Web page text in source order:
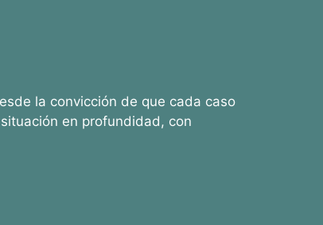
la convicción de que cada caso
en profundidad, con